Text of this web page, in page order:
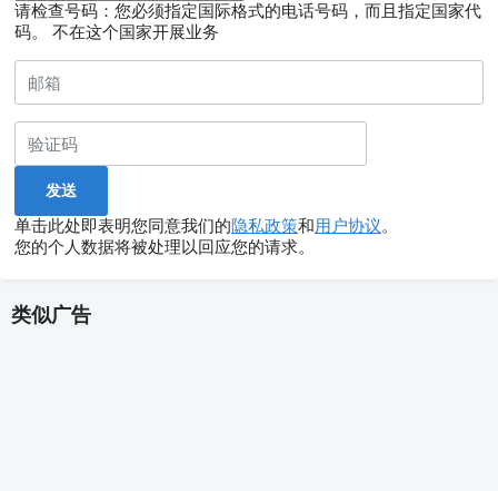
请检查号码：您必须指定国际格式的电话号码，而且指定国家代
码。
不在这个国家开展业务
单击此处即表明您同意我们的隐私政策和用户协议。
您的个人数据将被处理以回应您的请求。
类似广告